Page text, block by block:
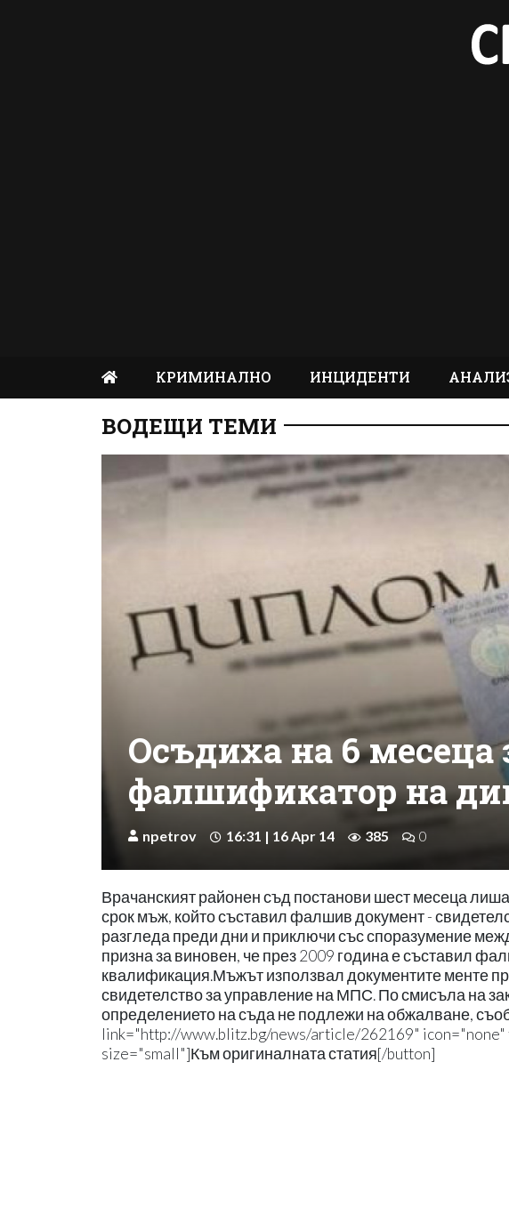
КРИМИНАЛНО ИНЦИДЕНТИ
ВОДЕЩИ ТЕМИ
Осъдиха на 6 месеца
фалшификатор на
npetrov 16:31 | 16 Apr 14 385 0
Врачанският районен съд постанови шест месеца
срок мъж, който съставил фалшив документ -
разгледа преди дни и приключи със споразумение
призна за виновен, че през 2009 година е съставил
квалификация.Мъжът използвал документите менте
свидетелство за управление на МПС. По смисъла на
определението на съда не подлежи на обжалване,
link="http://www.blitz.bg/news/article/262169"
size="small"]Към оригиналната статия[/button]